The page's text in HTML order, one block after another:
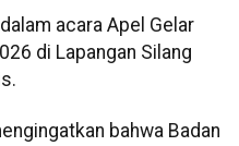
acara Apel Gelar
di Lapangan Silang
bahwa Badan